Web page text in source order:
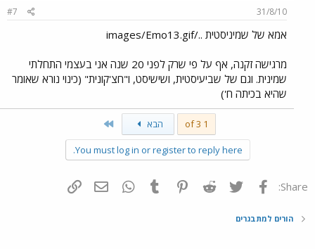
31/8/10
#7
אמא של שמיניסטית ../images/Emo13.gif
מרגישה זקנה, אף על פי שרק לפני 20 שנה אני בעצמי התחלתי
שמינית. וגם של שביעיסטית, ושישיסט, ו"חצ'קונית" (כינוי נורא שאומר
שהיא בכיתה ח')
1 of 3 הבא
You must log in or register to reply here.
Share: פייסבוק Twitter
Reddit
Pinterest
Tumblr
WhatsAppדואר אלקטרוני
הורים למתבגרים